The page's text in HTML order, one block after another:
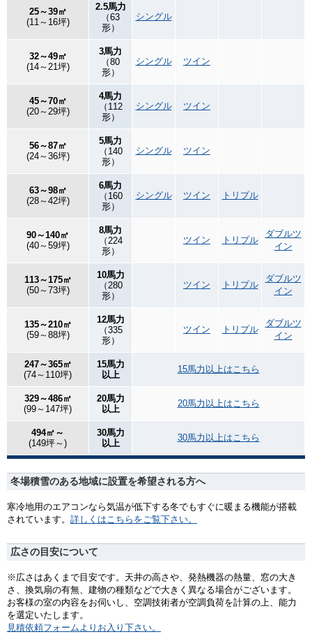
25～39㎡
(11～16坪)
2.5馬力
（63
形）
シングル
32～49㎡
(14～21坪)
3馬力
（80
形）
シングル ツイン
45～70㎡
(20～29坪)
4馬力
（112
形）
シングル ツイン
56～87㎡
(24～36坪)
5馬力
（140
形）
シングル ツイン
63～98㎡
(28～42坪)
6馬力
（160
形）
シングル ツイン トリプル
90～140㎡
(40～59坪)
8馬力
（224
形）
ツイン トリプル
ダブルツ
イン
113～175㎡
(50～73坪)
10馬力
（280
形）
ツイン トリプル
ダブルツ
イン
135～210㎡
(59～88坪)
12馬力
（335
形）
ツイン トリプル
ダブルツ
イン
247～365㎡
(74～110坪)
15馬力
以上
15馬力以上はこちら
329～486㎡
(99～147坪)
20馬力
以上
20馬力以上はこちら
494㎡～
(149坪～)
30馬力
以上
30馬力以上はこちら
冬場積雪のある地域に設置を希望される方へ
寒冷地用のエアコンなら気温が低下する冬でもすぐに暖まる機能が搭載
されています。 詳しくはこちらをご覧下さい。
広さの目安について
※広さはあくまで目安です。天井の高さや、発熱機器の熱量、窓の大き
さ、換気扇の有無、建物の種類などで大きく異なる場合がございます。
お客様の室の内容をお伺いし、空調技術者が空調負荷を計算の上、能力
を選定いたします。
見積依頼フォームよりお入り下さい。